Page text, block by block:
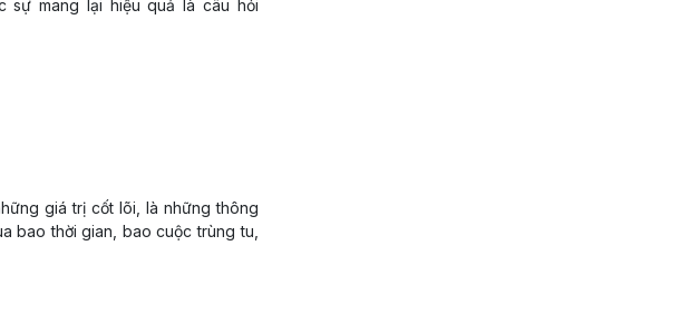
sự mang lại hiệu quả là câu hỏi
giá trị cốt lõi, là những thông
bao thời gian, bao cuộc trùng tu,